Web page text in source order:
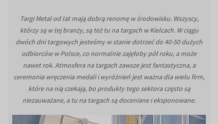
Targi Metal od lat mają dobrą renomę w środowisku. Wszyscy,
którzy są w tej branży, są też tu na targach w Kielcach. W ciągu
dwóch dni targowych jesteśmy w stanie dotrzeć do 40-50 dużych
odbiorców w Polsce, co normalnie zajęłoby pół roku, a może
nawet rok. Atmosfera na targach zawsze jest fantastyczna, a
ceremonia wręczenia medali i wyróżnień jest ważna dla wielu firm,
które na nią czekają, bo produkty tego sektora często są
niezauważane, a tu na targach są doceniane i eksponowane.